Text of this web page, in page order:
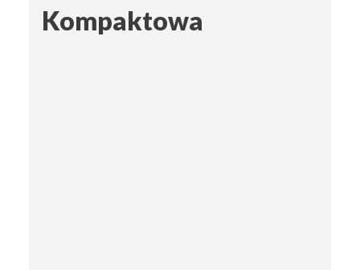
Kompaktowa